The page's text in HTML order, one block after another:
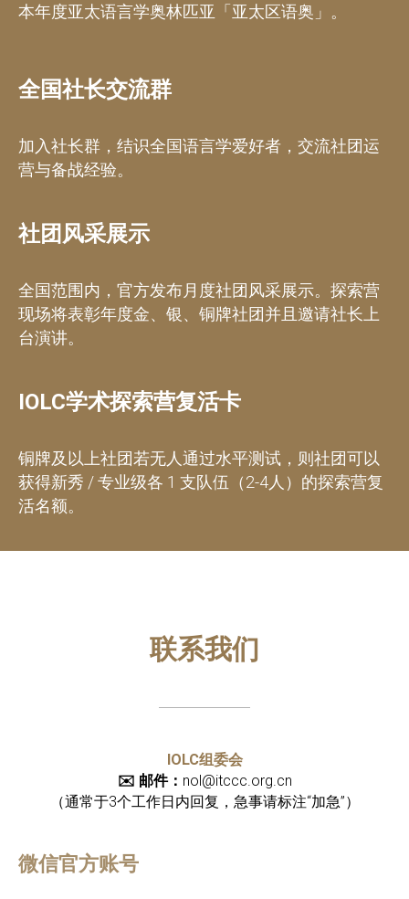
本年度亚太语言学奥林匹亚「亚太区语奥」。
全国社长交流群
加入社长群，结识全国语言学爱好者，交流社团运
营与备战经验。
社团风采展示
全国范围内，官方发布月度社团风采展示。探索营
现场将表彰年度金、银、铜牌社团并且邀请社长上
台演讲。
IOLC学术探索营复活卡
铜牌及以上社团若无人通过水平测试，则社团可以
获得新秀 / 专业级各 1 支队伍（2-4人）的探索营复
活名额。
联系我们
IOLC组委会
✉️ 邮件： nol@itccc.org.cn
（通常于3个工作日内回复，急事请标注“加急”）
微信官方账号